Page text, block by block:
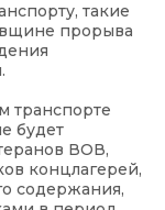
такие
прорыва
транспорте
будет
ВОВ,
концлагерей,
содержания,